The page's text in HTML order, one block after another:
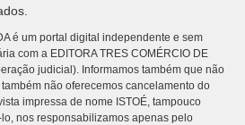
é um portal digital independente e sem
com a EDITORA TRES COMÉRCIO DE
judicial). Informamos também que não
não oferecemos cancelamento do
impressa de nome ISTOÉ, tampouco
nos responsabilizamos apenas pelo